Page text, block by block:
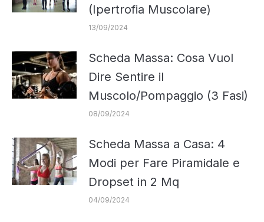
(Ipertrofia Muscolare)
13/09/2024
Scheda Massa: Cosa Vuol
Dire Sentire il
Muscolo/Pompaggio (3 Fasi)
08/09/2024
Scheda Massa a Casa: 4
Modi per Fare Piramidale e
Dropset in 2 Mq
04/09/2024